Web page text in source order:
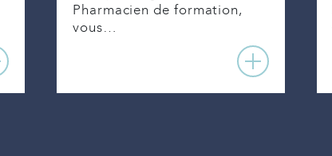
Pharmacien de formation,
vous…